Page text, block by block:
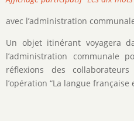
avec l’administration
Un objet itinérant voyagera
l’administration communale
réflexions des
l’opération “La langue française